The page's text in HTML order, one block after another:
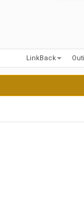
LinkBack